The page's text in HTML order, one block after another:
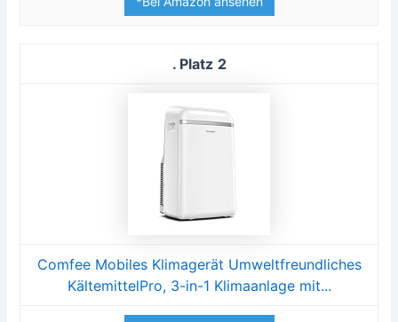
2
Comfee Mobiles Klimagerät Umweltfreundliches
KältemittelPro, 3-in-1 Klimaanlage mit...